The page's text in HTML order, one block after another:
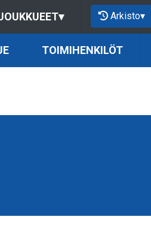
▾ Arkisto▾
TOIMIHENKILÖT